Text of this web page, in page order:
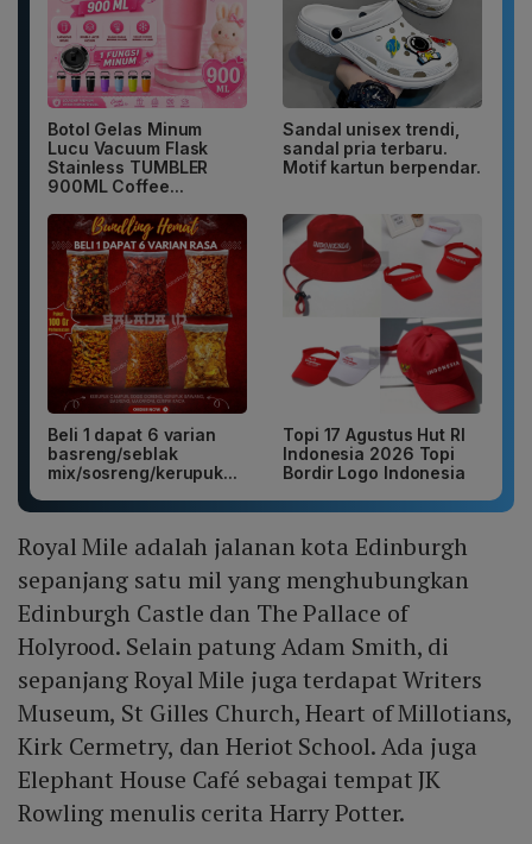
Botol Gelas Minum
Lucu Vacuum Flask
Stainless TUMBLER
900ML Coffee...
Sandal unisex trendi,
sandal pria terbaru.
Motif kartun berpendar.
Beli 1 dapat 6 varian
basreng/seblak
mix/sosreng/kerupuk...
Topi 17 Agustus Hut RI
Indonesia 2026 Topi
Bordir Logo Indonesia
Royal Mile adalah jalanan kota Edinburgh
sepanjang satu mil yang menghubungkan
Edinburgh Castle dan The Pallace of
Holyrood. Selain patung Adam Smith, di
sepanjang Royal Mile juga terdapat Writers
Museum, St Gilles Church, Heart of Millotians,
Kirk Cermetry, dan Heriot School. Ada juga
Elephant House Café sebagai tempat JK
Rowling menulis cerita Harry Potter.